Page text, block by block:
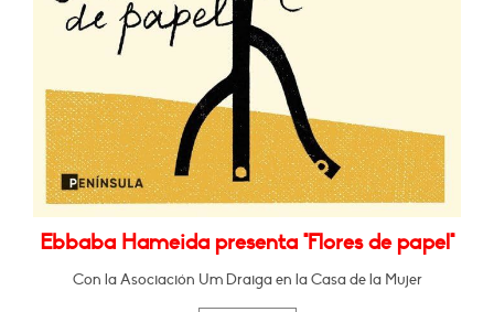
Ebbaba Hameida presenta "Flores de papel"
Con la Asociación Um Draiga en la Casa de la Mujer